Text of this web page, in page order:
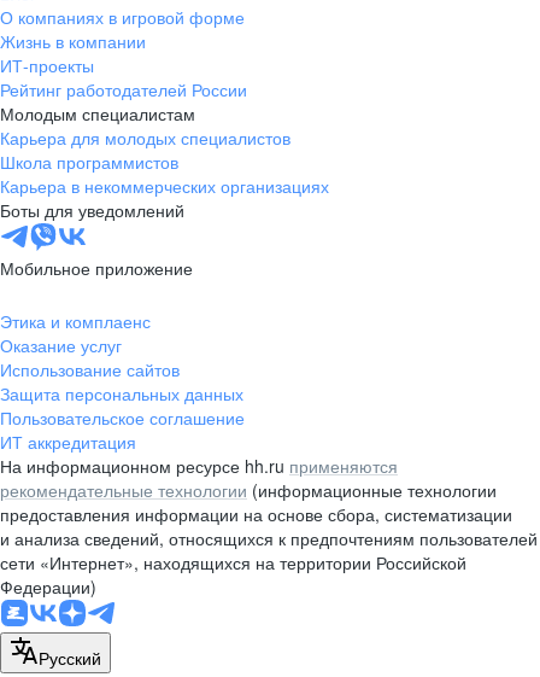
Новосибирск
ул. Большевистская, д. 35,
помещение 21
+7 383 207-94-64
pr@nsk.hh.ru
Минск
пр-т Дзержинского, д. 57,
10 этаж, помещение 45-1
pr@rabota.by
Алматы
пр. Абая, д. 151, БЦ Алатау,
12 этаж, офис 1209
+7 727 232-13-13
pr@headhunter.com.kz
О компаниях в игровой форме
Жизнь в компании
ИТ-проекты
Рейтинг работодателей России
Молодым специалистам
Карьера для молодых специалистов
Школа программистов
Карьера в некоммерческих организациях
Боты для уведомлений
Мобильное приложение
Этика и комплаенс
Оказание услуг
Использование сайтов
Защита персональных данных
Пользовательское соглашение
ИТ аккредитация
На информационном ресурсе hh.ru применяются
рекомендательные технологии (информационные технологии
предоставления информации на основе сбора, систематизации
и анализа сведений, относящихся к предпочтениям пользователей
сети «Интернет», находящихся на территории Российской
Федерации)
Русский